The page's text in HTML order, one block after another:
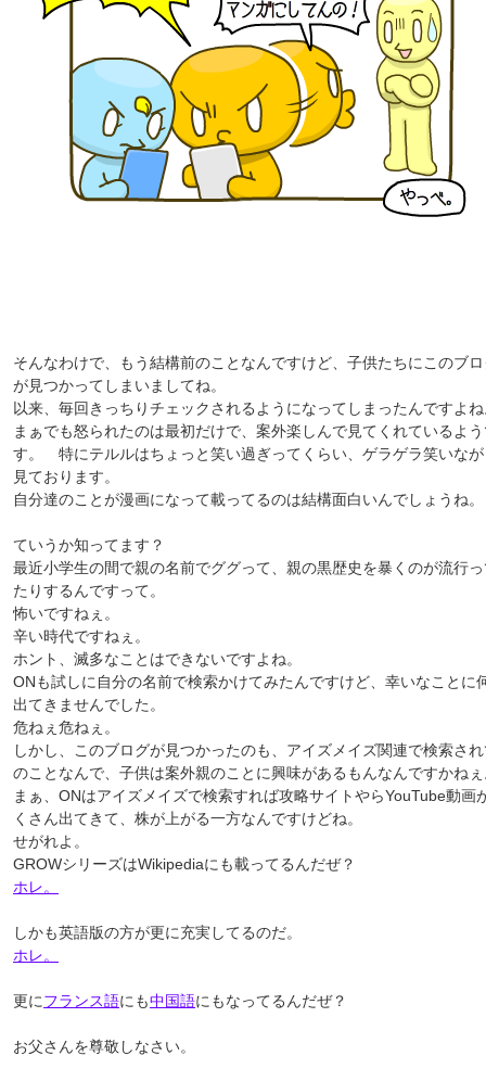
そんなわけで、もう結構前のことなんですけど、子供たちにこのブ
が見つかってしまいましてね。
以来、毎回きっちりチェックされるようになってしまったんですよ
まぁでも怒られたのは最初だけで、案外楽しんで見てくれているよ
す。 特にテルルはちょっと笑い過ぎってくらい、ゲラゲラ笑いな
見ております。
自分達のことが漫画になって載ってるのは結構面白いんでしょうね。
ていうか知ってます？
最近小学生の間で親の名前でググって、親の黒歴史を暴くのが流行
たりするんですって。
怖いですねぇ。
辛い時代ですねぇ。
ホント、滅多なことはできないですよね。
ONも試しに自分の名前で検索かけてみたんですけど、幸いなことに
出てきませんでした。
危ねぇ危ねぇ。
しかし、このブログが見つかったのも、アイズメイズ関連で検索さ
のことなんで、子供は案外親のことに興味があるもんなんですかね
まぁ、ONはアイズメイズで検索すれば攻略サイトやらYouTube動画
くさん出てきて、株が上がる一方なんですけどね。
せがれよ。
GROWシリーズはWikipediaにも載ってるんだぜ？
ホレ。
しかも英語版の方が更に充実してるのだ。
ホレ。
更にフランス語にも中国語にもなってるんだぜ？
お父さんを尊敬しなさい。